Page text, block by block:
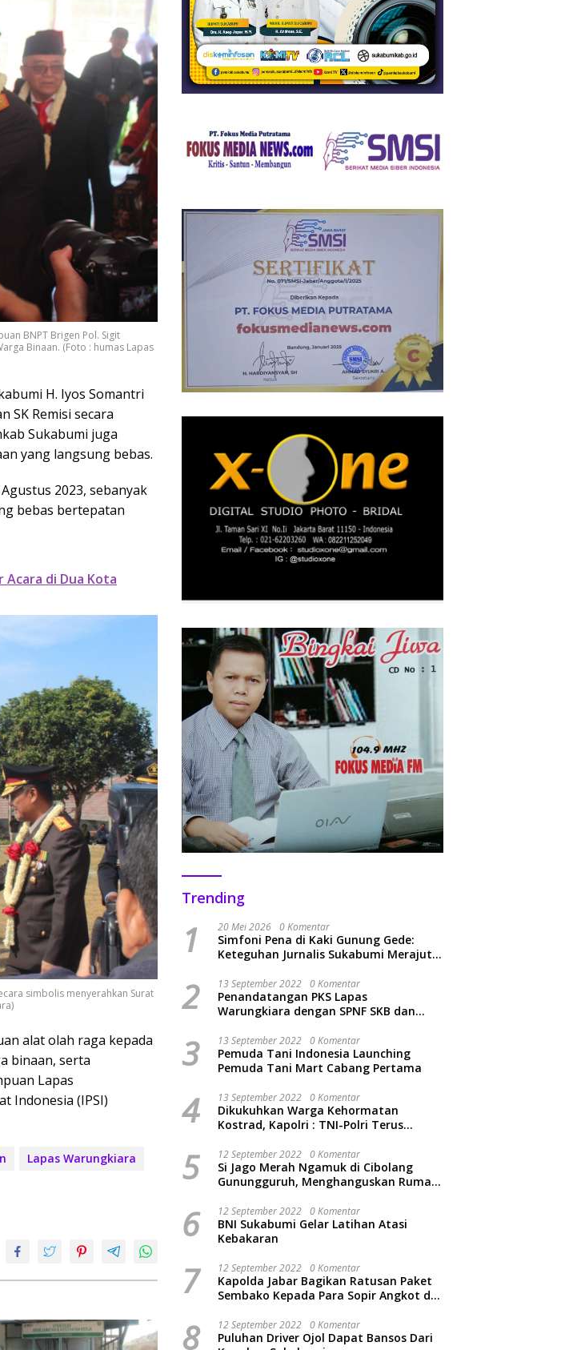
BNPT Brigen Pol. Sigit
Binaan. (Foto : humas Lapas
H. Iyos Somantri
SK Remisi secara
Sukabumi juga
yang langsung bebas.
2023, sebanyak
bebas bertepatan
Acara di Dua Kota
simbolis menyerahkan Surat
alat olah raga kepada
binaan, serta
Lapas
Indonesia (IPSI)
Lapas Warungkiara
Trending
1 20 Mei 2026 0 Komentar
Simfoni Pena di Kaki Gunung Gede:
Keteguhan Jurnalis Sukabumi Merajut
2 13 September 2022 0 Komentar
Penandatangan PKS Lapas
Warungkiara dengan SPNF SKB dan
3 13 September 2022 0 Komentar
Pemuda Tani Indonesia Launching
Pemuda Tani Mart Cabang Pertama
4 13 September 2022 0 Komentar
Dikukuhkan Warga Kehormatan
Kostrad, Kapolri : TNI-Polri Terus
Rakyat Indonesia
5 12 September 2022 0 Komentar
Si Jago Merah Ngamuk di Cibolang
Gunungguruh, Menghanguskan Rumah
6 12 September 2022 0 Komentar
BNI Sukabumi Gelar Latihan Atasi
Kebakaran
7 12 September 2022 0 Komentar
Kapolda Jabar Bagikan Ratusan Paket
Sembako Kepada Para Sopir Angkot di
8 12 September 2022 0 Komentar
Puluhan Driver Ojol Dapat Bansos Dari